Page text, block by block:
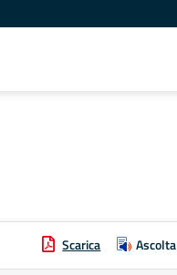
Scarica Ascolta